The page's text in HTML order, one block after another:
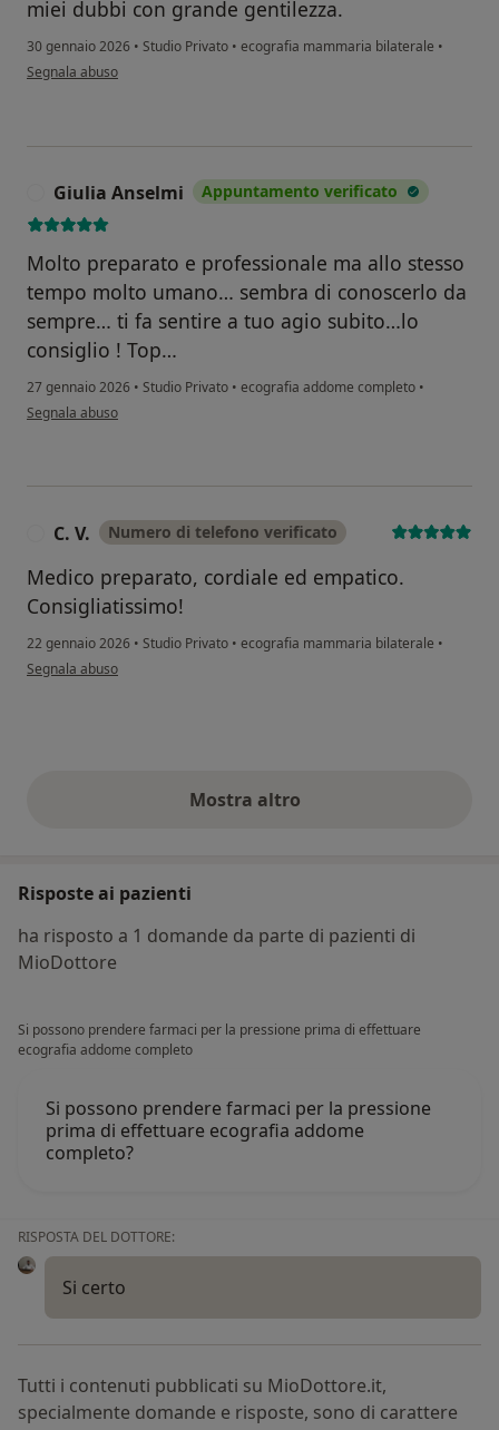
miei dubbi con grande gentilezza.
30 gennaio 2026 • Studio Privato • ecografia mammaria bilaterale •
secondo l'opinione dell'utente Teresa
Segnala abuso
Giulia Anselmi Appuntamento verificato
Molto preparato e professionale ma allo stesso
tempo molto umano… sembra di conoscerlo da
sempre… ti fa sentire a tuo agio subito…lo
consiglio ! Top…
27 gennaio 2026 • Studio Privato • ecografia addome completo •
secondo l'opinione dell'utente Giulia Anselmi
Segnala abuso
C. V. Numero di telefono verificato
Medico preparato, cordiale ed empatico.
Consigliatissimo!
22 gennaio 2026 • Studio Privato • ecografia mammaria bilaterale •
secondo l'opinione dell'utente C. V.
Segnala abuso
Mostra altroopinioni di cui sopra
Risposte ai pazienti
ha risposto a 1 domande da parte di pazienti di
MioDottore
Si possono prendere farmaci per la pressione prima di effettuare
ecografia addome completo
Si possono prendere farmaci per la pressione
prima di effettuare ecografia addome
completo?
RISPOSTA DEL DOTTORE:
Si certo
Tutti i contenuti pubblicati su MioDottore.it,
specialmente domande e risposte, sono di carattere